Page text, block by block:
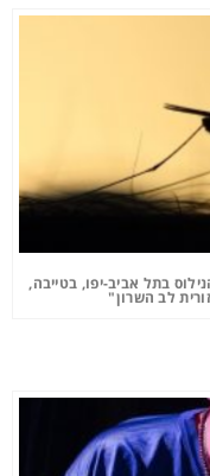
בתל אביב-יפו, בטייבה,
לב השרון"